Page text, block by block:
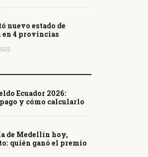
nuevo estado de
4 provincias
Ecuador 2026:
y cómo calcularlo
de Medellín hoy,
quién ganó el premio